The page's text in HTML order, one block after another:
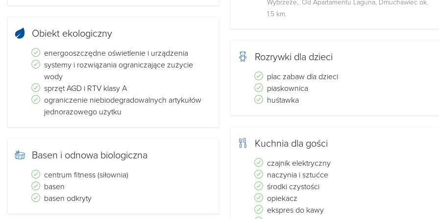
Obiekt ekologiczny
energooszczędne oświetlenie i urządzenia
systemy i rozwiązania ograniczające zużycie
wody
sprzęt AGD i RTV klasy A
ograniczenie niebiodegradowalnych artykułów
jednorazowego użytku
Basen i odnowa biologiczna
centrum fitness (siłownia)
basen
basen odkryty
1.5 km.
Rozrywki dla dzieci
plac zabaw dla dzieci
piaskownica
huśtawka
Kuchnia dla gości
czajnik elektryczny
naczynia i sztućce
środki czystości
opiekacz
ekspres do kawy